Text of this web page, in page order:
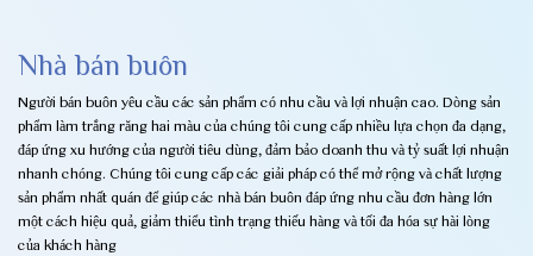
Nhà bán buôn
Người bán buôn yêu cầu các sản phẩm có nhu cầu và lợi nhuận cao. Dòng sản
phẩm làm trắng răng hai màu của chúng tôi cung cấp nhiều lựa chọn đa dạng,
đáp ứng xu hướng của người tiêu dùng, đảm bảo doanh thu và tỷ suất lợi nhuận
nhanh chóng. Chúng tôi cung cấp các giải pháp có thể mở rộng và chất lượng
sản phẩm nhất quán để giúp các nhà bán buôn đáp ứng nhu cầu đơn hàng lớn
một cách hiệu quả, giảm thiểu tình trạng thiếu hàng và tối đa hóa sự hài lòng
của khách hàng